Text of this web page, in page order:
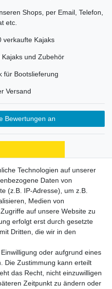
Shops, per Email, Telefon,
etc.
verkaufte Kajaks
Kajaks und Zubehör
für Bootslieferung
Versand
Bewertungen an
Abwicklung und
Beschreibung
26.07.2026
Technologien auf unserer
Daten von
(z.B. IP-Adresse), um z.B.
Medien von
auf unsere Website zu
erfolgt erst durch gesetzte
Dritten, die wir in den
oder aufgrund eines
Die Zustimmung kann erteilt
das Recht, nicht einzuwilligen
Zeitpunkt zu ändern oder